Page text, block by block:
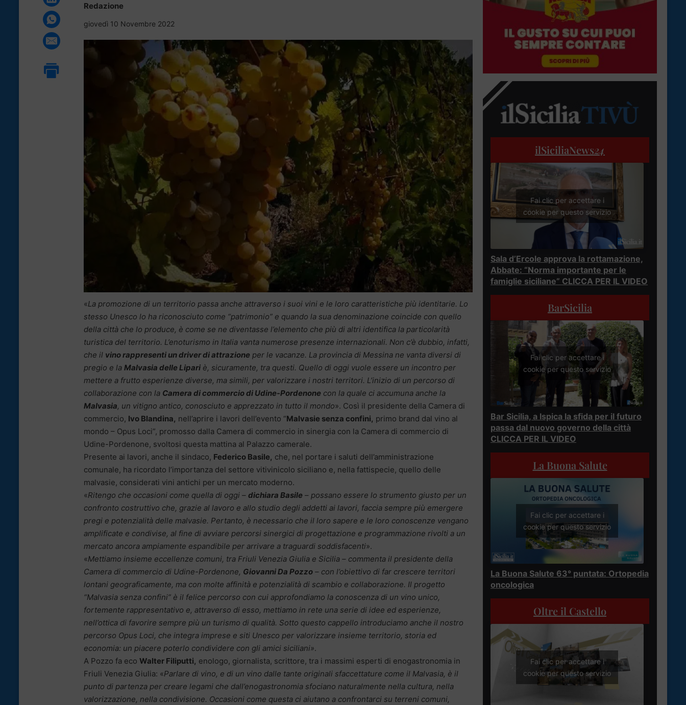
Redazione
giovedì 10 Novembre 2022
«La promozione di un territorio passa anche attraverso i suoi vini e le loro caratteristiche più identitarie. Lo
stesso Unesco lo ha riconosciuto come “patrimonio” e quando la sua denominazione coincide con quello
della città che lo produce, è come se ne diventasse l’elemento che più di altri identifica la particolarità
turistica del territorio. L’enoturismo in Italia vanta numerose presenze internazionali. Non c’è dubbio, infatti,
che il vino rappresenti un driver di attrazione per le vacanze. La provincia di Messina ne vanta diversi di
pregio e la Malvasia delle Lipari è, sicuramente, tra questi. Quello di oggi vuole essere un incontro per
mettere a frutto esperienze diverse, ma simili, per valorizzare i nostri territori. L’inizio di un percorso di
collaborazione con la Camera di commercio di Udine-Pordenone con la quale ci accumuna anche la
Malvasia, un vitigno antico, conosciuto e apprezzato in tutto il mondo». Così il presidente della Camera di
commercio, Ivo Blandina, nell’aprire i lavori dell’evento “Malvasie senza confini, primo brand dal vino al
mondo – Opus Loci”, promosso dalla Camera di commercio in sinergia con la Camera di commercio di
Udine-Pordenone, svoltosi questa mattina al Palazzo camerale.
Presente ai lavori, anche il sindaco, Federico Basile, che, nel portare i saluti dell’amministrazione
comunale, ha ricordato l’importanza del settore vitivinicolo siciliano e, nella fattispecie, quello delle
malvasie, considerati vini antichi per un mercato moderno.
«Ritengo che occasioni come quella di oggi – dichiara Basile – possano essere lo strumento giusto per un
confronto costruttivo che, grazie al lavoro e allo studio degli addetti ai lavori, faccia sempre più emergere
pregi e potenzialità delle malvasie. Pertanto, è necessario che il loro sapere e le loro conoscenze vengano
amplificate e condivise, al fine di avviare percorsi sinergici di progettazione e programmazione rivolti a un
mercato ancora ampiamente espandibile per arrivare a traguardi soddisfacenti».
«Mettiamo insieme eccellenze comuni, tra Friuli Venezia Giulia e Sicilia – commenta il presidente della
Camera di commercio di Udine-Pordenone, Giovanni Da Pozzo – con l’obiettivo di far crescere territori
lontani geograficamente, ma con molte affinità e potenzialità di scambio e collaborazione. Il progetto
“Malvasia senza confini” è il felice percorso con cui approfondiamo la conoscenza di un vino unico,
fortemente rappresentativo e, attraverso di esso, mettiamo in rete una serie di idee ed esperienze,
nell’ottica di favorire sempre più un turismo di qualità. Sotto questo cappello introduciamo anche il nostro
percorso Opus Loci, che integra imprese e siti Unesco per valorizzare insieme territorio, storia ed
economia: un piacere poterlo condividere con gli amici siciliani».
A Pozzo fa eco Walter Filiputti, enologo, giornalista, scrittore, tra i massimi esperti di enogastronomia in
Friuli Venezia Giulia: «Parlare di vino, e di un vino dalle tante originali sfaccettature come il Malvasia, è il
punto di partenza per creare legami che dall’enogastronomia sfociano naturalmente nella cultura, nella
valorizzazione, nella condivisione. Occasioni come questa ci aiutano a confrontarci su terreni comuni,
ilSiciliaNews24
Fai clic per accettare i
cookie per questo servizio
Sala d’Ercole approva la rottamazione,
Abbate: “Norma importante per le
famiglie siciliane” CLICCA PER IL VIDEO
BarSicilia
Fai clic per accettare i
cookie per questo servizio
Bar Sicilia, a Ispica la sfida per il futuro
passa dal nuovo governo della città
CLICCA PER IL VIDEO
La Buona Salute
Fai clic per accettare i
cookie per questo servizio
La Buona Salute 63° puntata: Ortopedia
oncologica
Oltre il Castello
Fai clic per accettare i
cookie per questo servizio